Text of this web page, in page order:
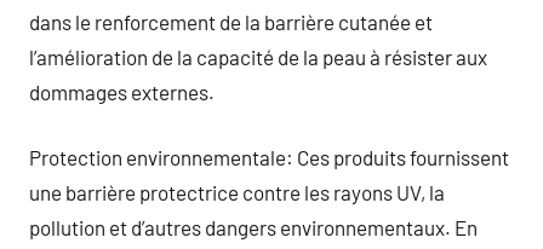
dans le renforcement de la barrière cutanée et
l’amélioration de la capacité de la peau à résister aux
dommages externes.
Protection environnementale: Ces produits fournissent
une barrière protectrice contre les rayons UV, la
pollution et d’autres dangers environnementaux. En